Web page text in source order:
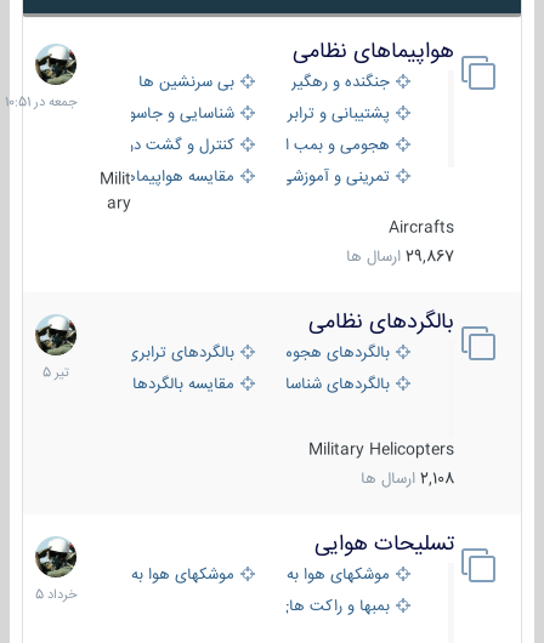
هواپیماهای نظامی
جنگنده و رهگیر
بی سرنشین ها
پشتیبانی و ترابری
شناسایی و جاسوسی
هجومی و بمب افکن
کنترل و گشت دریایی
تمرینی و آموزشی
مقایسه هواپیماهاMilit
ary
Aircrafts
29,867 ارسال ها
جمعه
در
10:51
بالگردهای نظامی
بالگردهای هجومی
بالگردهای ترابری
بالگردهای شناسایی
مقایسه بالگردها
Military Helicopters
2,108 ارسال ها
22
تیر
1405
تسلیحات هوایی
موشکهای هوا به هوا
موشکهای هوا به سطح
بمبها و راکت های هوایی
30
خرداد
1405